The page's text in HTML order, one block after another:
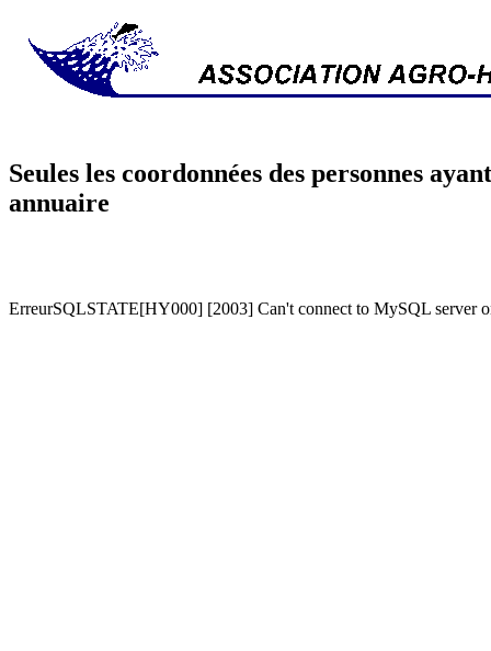
Seules les coordonnées des personnes
annuaire
ErreurSQLSTATE[HY000] [2003] Can't connect to MySQL server